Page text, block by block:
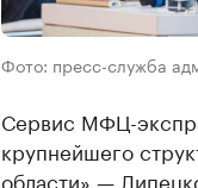
Фото: пресс-служба
Сервис МФЦ-
крупнейшего
области» —